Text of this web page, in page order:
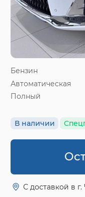
Бензин
Автоматическая
Полный
В наличии
С доставкой в